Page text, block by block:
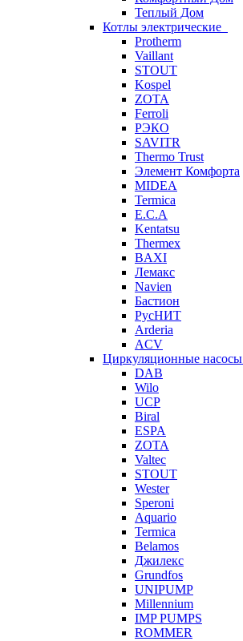
Теплый Дом
Котлы электрические
Protherm
Vaillant
STOUT
Kospel
ZOTA
Ferroli
РЭКО
SAVITR
Thermo Trust
Элемент Комфорта
MIDEA
Termica
E.C.A
Kentatsu
Thermex
BAXI
Лемакс
Navien
Бастион
РусНИТ
Arderia
ACV
Циркуляционные насосы
DAB
Wilo
UCP
Biral
ESPA
ZOTA
Valtec
STOUT
Wester
Speroni
Aquario
Termica
Belamos
Джилекс
Grundfos
UNIPUMP
Millennium
IMP PUMPS
ROMMER